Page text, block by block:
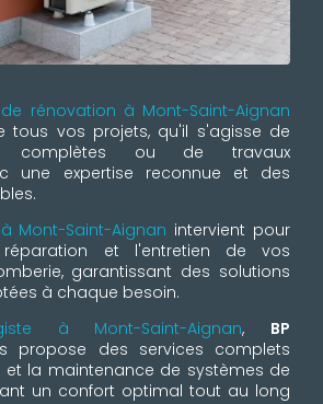
rénovation à Mont-Saint-Aignan
tous vos projets, qu'il s'agisse de
complètes ou de travaux
une expertise reconnue et des
Mont-Saint-Aignan intervient pour
réparation et l'entretien de vos
garantissant des solutions
à chaque besoin.
à Mont-Saint-Aignan, BP
propose des services complets
et la maintenance de systèmes de
un confort optimal tout au long